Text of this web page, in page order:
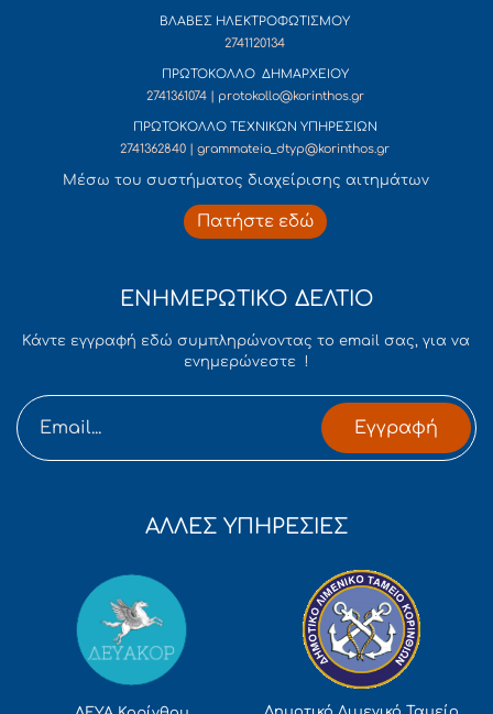
ΒΛΑΒΕΣ ΗΛΕΚΤΡΟΦΩΤΙΣΜΟΥ
2741120134
ΠΡΩΤΟΚΟΛΛΟ ΔΗΜΑΡΧΕΙΟΥ
2741361074 | protokollo@korinthos.gr
ΠΡΩΤΟΚΟΛΛΟ ΤΕΧΝΙΚΩΝ ΥΠΗΡΕΣΙΩΝ
2741362840 | grammateia_dtyp@korinthos.gr
Mέσω του συστήματος διαχείρισης αιτημάτων
Πατήστε εδώ
ΕΝΗΜΕΡΩΤΙΚΟ ΔΕΛΤΙΟ
Κάντε εγγραφή εδώ συμπληρώνοντας το email σας, για να
ενημερώνεστε !
Εγγραφή
ΑΛΛΕΣ ΥΠΗΡΕΣΙΕΣ